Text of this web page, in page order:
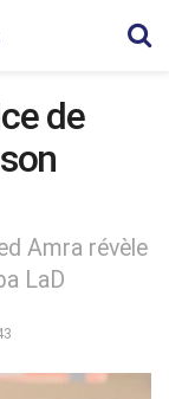
de
Amra révèle
LaD